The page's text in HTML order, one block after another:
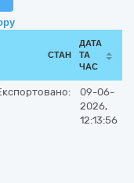
СТАН
ДАТА
ТА
ЧАС
09-06-
2026,
12:13:56